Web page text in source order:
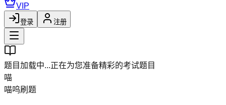
VIP
登录 注册
题目加载中...正在为您准备精彩的考试题目
喵
喵呜刷题